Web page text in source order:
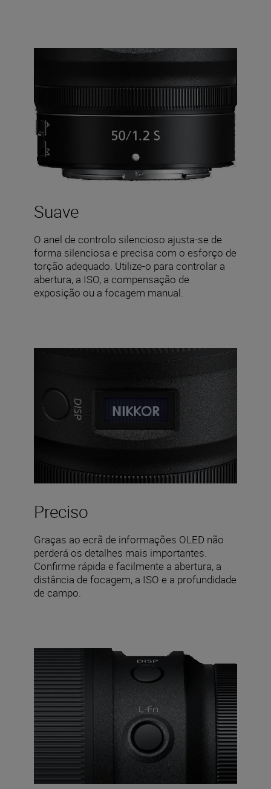
Suave
O anel de controlo silencioso ajusta-se de
forma silenciosa e precisa com o esforço de
torção adequado. Utilize-o para controlar a
abertura, a ISO, a compensação de
exposição ou a focagem manual.
Preciso
Graças ao ecrã de informações OLED não
perderá os detalhes mais importantes.
Confirme rápida e facilmente a abertura, a
distância de focagem, a ISO e a profundidade
de campo.